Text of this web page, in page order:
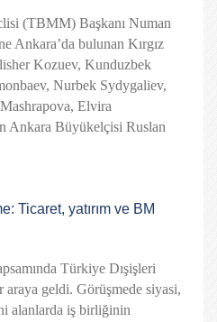
(TBMM) Başkanı Numan
Ankara’da bulunan Kırgız
Kozuev, Kunduzbek
Nurbek Sydygaliev,
Elvira
Ankara Büyükelçisi Ruslan
Ticaret, yatırım ve BM
Türkiye Dışişleri
geldi. Görüşmede siyasi,
alanlarda iş birliğinin